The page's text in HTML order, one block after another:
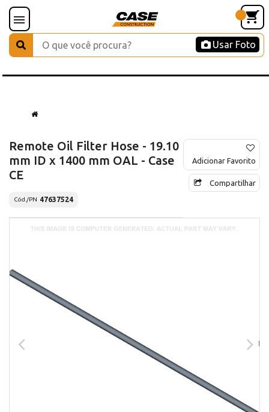
Usar Foto
Remote Oil Filter Hose - 19.10
mm ID x 1400 mm OAL - Case
CE
Cód./PN 47637524
Adicionar Favorito
Compartilhar